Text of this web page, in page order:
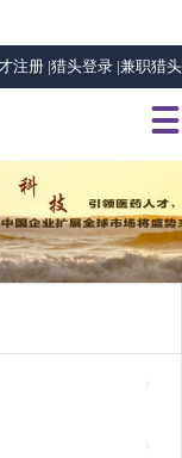
注册 |猎头登录 |兼职猎头
